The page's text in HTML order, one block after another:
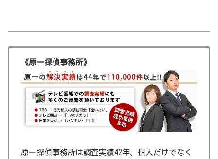
《原一探偵事務所》
原一探偵事務所は調査実績42年、個人だけでなく